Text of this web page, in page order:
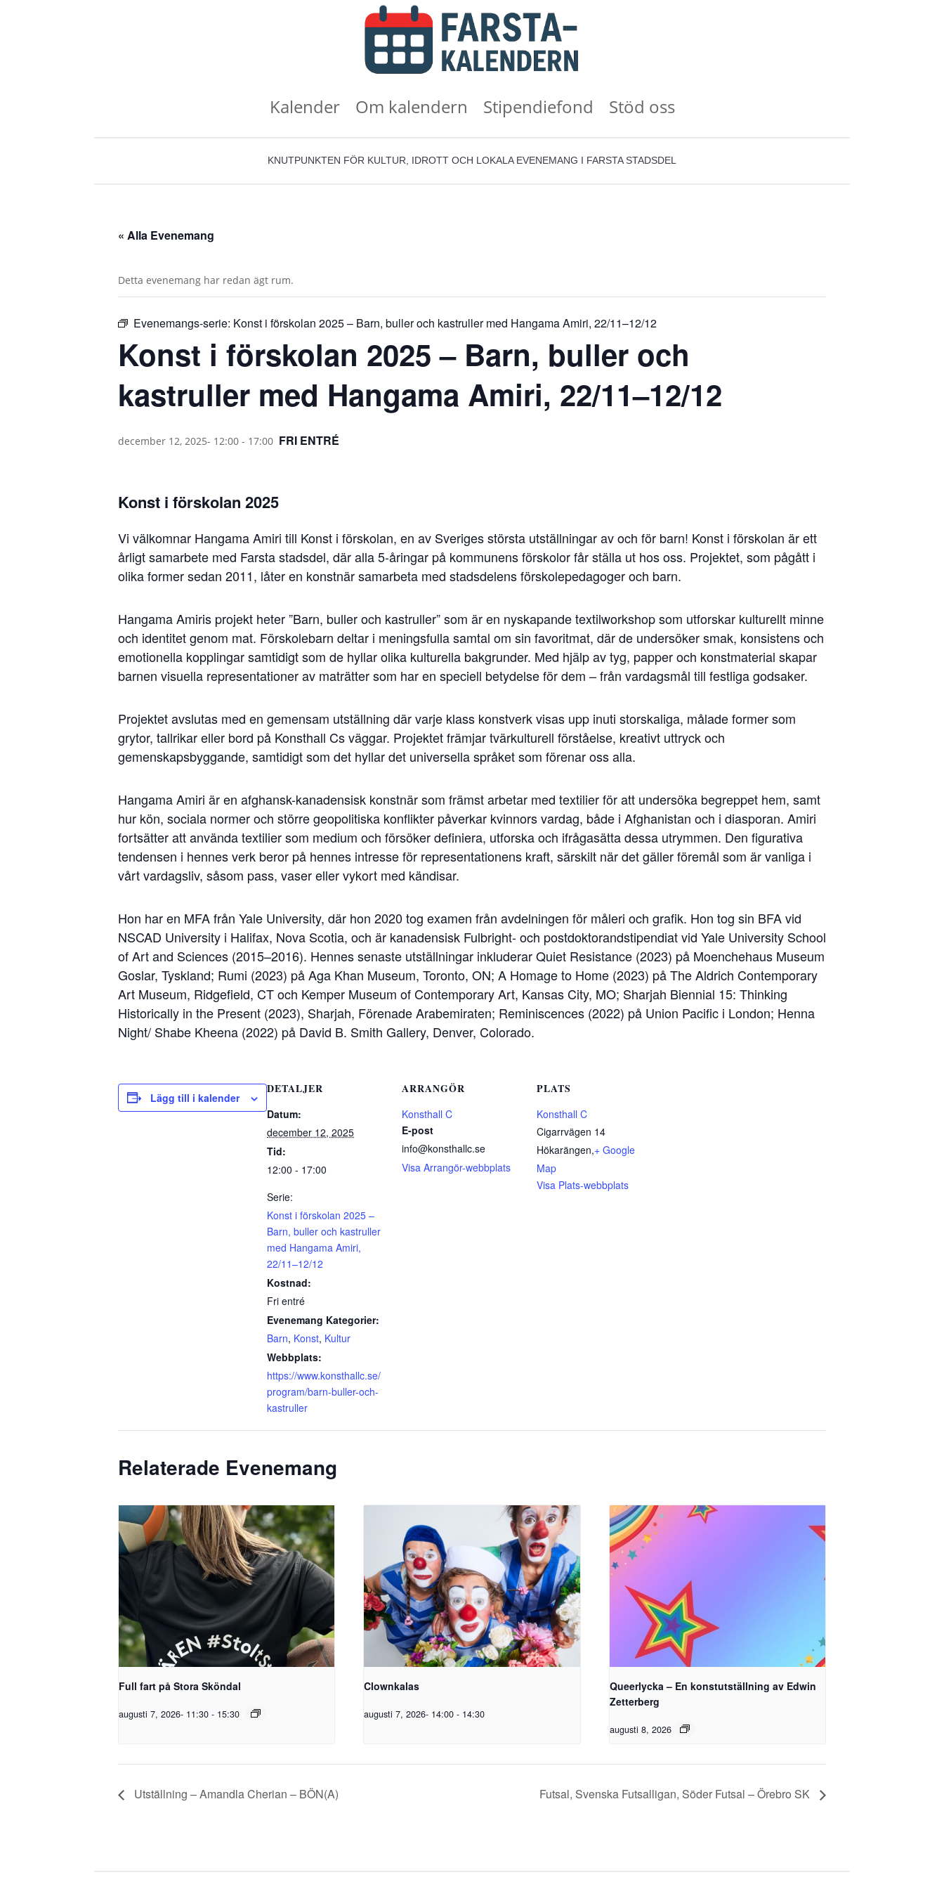
Kalender Om kalendern Stipendiefond Stöd oss
KNUTPUNKTEN FÖR KULTUR, IDROTT OCH LOKALA EVENEMANG I FARSTA STADSDEL
« Alla Evenemang
Detta evenemang har redan ägt rum.
Evenemangs-serie: Konst i förskolan 2025 – Barn, buller och kastruller med Hangama Amiri, 22/11–12/12
Konst i förskolan 2025 – Barn, buller och
kastruller med Hangama Amiri, 22/11–12/12
december 12, 2025- 12:00 - 17:00 FRI ENTRÉ
Konst i förskolan 2025
Vi välkomnar Hangama Amiri till Konst i förskolan, en av Sveriges största utställningar av och för barn! Konst i förskolan är ett
årligt samarbete med Farsta stadsdel, där alla 5-åringar på kommunens förskolor får ställa ut hos oss. Projektet, som pågått i
olika former sedan 2011, låter en konstnär samarbeta med stadsdelens förskolepedagoger och barn.
Hangama Amiris projekt heter ”Barn, buller och kastruller” som är en nyskapande textilworkshop som utforskar kulturellt minne
och identitet genom mat. Förskolebarn deltar i meningsfulla samtal om sin favoritmat, där de undersöker smak, konsistens och
emotionella kopplingar samtidigt som de hyllar olika kulturella bakgrunder. Med hjälp av tyg, papper och konstmaterial skapar
barnen visuella representationer av maträtter som har en speciell betydelse för dem – från vardagsmål till festliga godsaker.
Projektet avslutas med en gemensam utställning där varje klass konstverk visas upp inuti storskaliga, målade former som
grytor, tallrikar eller bord på Konsthall Cs väggar. Projektet främjar tvärkulturell förståelse, kreativt uttryck och
gemenskapsbyggande, samtidigt som det hyllar det universella språket som förenar oss alla.
Hangama Amiri är en afghansk-kanadensisk konstnär som främst arbetar med textilier för att undersöka begreppet hem, samt
hur kön, sociala normer och större geopolitiska konflikter påverkar kvinnors vardag, både i Afghanistan och i diasporan. Amiri
fortsätter att använda textilier som medium och försöker definiera, utforska och ifrågasätta dessa utrymmen. Den figurativa
tendensen i hennes verk beror på hennes intresse för representationens kraft, särskilt när det gäller föremål som är vanliga i
vårt vardagsliv, såsom pass, vaser eller vykort med kändisar.
Hon har en MFA från Yale University, där hon 2020 tog examen från avdelningen för måleri och grafik. Hon tog sin BFA vid
NSCAD University i Halifax, Nova Scotia, och är kanadensisk Fulbright- och postdoktorandstipendiat vid Yale University School
of Art and Sciences (2015–2016). Hennes senaste utställningar inkluderar Quiet Resistance (2023) på Moenchehaus Museum
Goslar, Tyskland; Rumi (2023) på Aga Khan Museum, Toronto, ON; A Homage to Home (2023) på The Aldrich Contemporary
Art Museum, Ridgefield, CT och Kemper Museum of Contemporary Art, Kansas City, MO; Sharjah Biennial 15: Thinking
Historically in the Present (2023), Sharjah, Förenade Arabemiraten; Reminiscences (2022) på Union Pacific i London; Henna
Night/ Shabe Kheena (2022) på David B. Smith Gallery, Denver, Colorado.
Lägg till i kalender
DETALJER
Datum:
december 12, 2025
Tid:
12:00 - 17:00
Serie:
Konst i förskolan 2025 –
Barn, buller och kastruller
med Hangama Amiri,
22/11–12/12
Kostnad:
Fri entré
Evenemang Kategorier:
Barn, Konst, Kultur
Webbplats:
https://www.konsthallc.se/
program/barn-buller-och-
kastruller
ARRANGÖR
Konsthall C
E-post
info@konsthallc.se
Visa Arrangör-webbplats
PLATS
Konsthall C
Cigarrvägen 14
Hökarängen,+ Google
Map
Visa Plats-webbplats
Relaterade Evenemang
Full fart på Stora Sköndal
augusti 7, 2026- 11:30 - 15:30
Clownkalas
augusti 7, 2026- 14:00 - 14:30
Queerlycka – En konstutställning av Edwin
Zetterberg
augusti 8, 2026
Utställning – Amandla Cherian – BÖN(A) Futsal, Svenska Futsalligan, Söder Futsal – Örebro SK